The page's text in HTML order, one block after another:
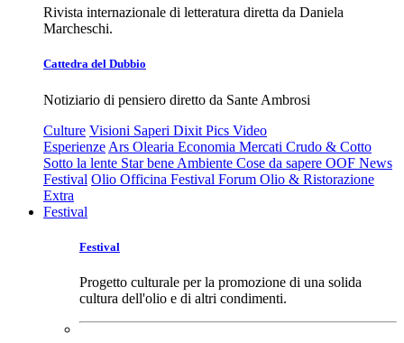
Rivista internazionale di letteratura diretta da Daniela
Marcheschi.
Cattedra del Dubbio
Notiziario di pensiero diretto da Sante Ambrosi
Culture Visioni Saperi Dixit Pics Video
Esperienze Ars Olearia Economia Mercati Crudo & Cotto
Sotto la lente Star bene Ambiente Cose da sapere OOF News
Festival Olio Officina Festival Forum Olio & Ristorazione
Extra
Festival
Festival
Progetto culturale per la promozione di una solida
cultura dell'olio e di altri condimenti.